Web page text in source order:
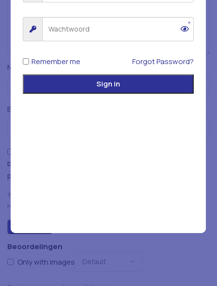
Beoordelingen
Only with images
Naam*
E-mail
browser voor de volgende keer wanneer ik een reactie
plaats.
You have to be logged in to be able to add photos to your
review.
Remember me Forgot Password?
Sign in